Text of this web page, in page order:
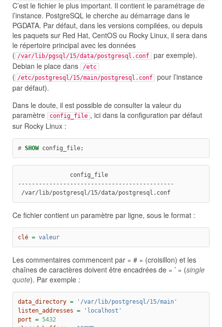
C’est le fichier le plus important. Il contient le paramétrage de
l’instance. PostgreSQL le cherche au démarrage dans le
PGDATA. Par défaut, dans les versions compilées, ou depuis
les paquets sur Red Hat, CentOS ou Rocky Linux, il sera dans
le répertoire principal avec les données
( /var/lib/pgsql/15/data/postgresql.conf
par exemple).
Debian le place dans
/etc
( /etc/postgresql/15/main/postgresql.conf
pour l’instance
par défaut).
Dans le doute, il est possible de consulter la valeur du
paramètre
config_file , ici dans la configuration par défaut
sur Rocky Linux :
# SHOW config_file;
               config_file
---------------------------------------------
/var/lib/postgresql/15/data/postgresql.conf
Ce fichier contient un paramètre par ligne, sous le format :
clé = valeur
Les commentaires commencent par « # » (croisillon) et les
chaînes de caractères doivent être encadrées de « ’ » (single
quote). Par exemple :
data_directory = '/var/lib/postgresql/15/main'
listen_addresses = 'localhost'
port = 5432